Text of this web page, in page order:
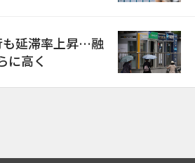
も延滞率上昇…融
に高く